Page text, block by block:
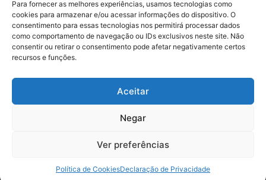
Para fornecer as melhores experiências, usamos tecnologias como
cookies para armazenar e/ou acessar informações do dispositivo. O
consentimento para essas tecnologias nos permitirá processar dados
como comportamento de navegação ou IDs exclusivos neste site. Não
consentir ou retirar o consentimento pode afetar negativamente certos
recursos e funções.
Aceitar
Negar
Ver preferências
Política de CookiesDeclaração de Privacidade
Podcast
Legal
Termo de uso do usuário e assinante
Termos de Uso dos Cursos